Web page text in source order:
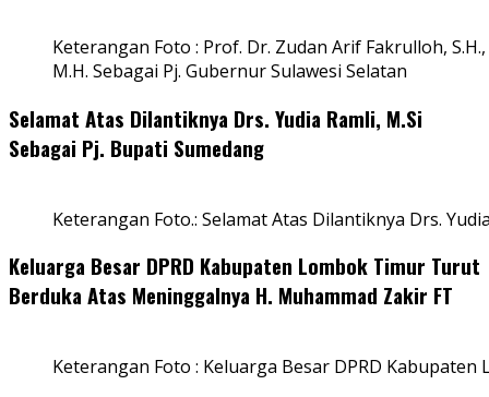
Keterangan Foto : Prof. Dr. Zudan Arif Fakrulloh, S.H.,
M.H. Sebagai Pj. Gubernur Sulawesi Selatan
Selamat Atas Dilantiknya Drs. Yudia Ramli, M.Si
Sebagai Pj. Bupati Sumedang
Keterangan Foto.: Selamat Atas Dilantiknya Drs.
Keluarga Besar DPRD Kabupaten Lombok Timur Turut
Berduka Atas Meninggalnya H. Muhammad Zakir FT
Keterangan Foto : Keluarga Besar DPRD